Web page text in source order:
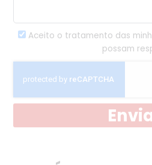
Aceito o tratamento das
possam